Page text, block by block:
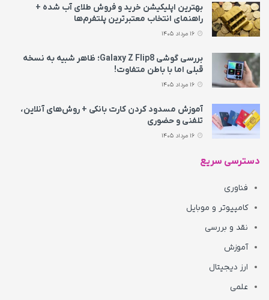
بهترین اپلیکیشن خرید و فروش طلای آب شده +
راهنمای انتخاب معتبرترین پلتفرم‌ها
بررسی گوشی Galaxy Z Flip8؛ ظاهر شبیه به نسخه
قبلی اما با باطن متفاوت!
آموزش مسدود کردن کارت بانکی + روش‌های آنلاین،
تلفنی و حضوری
دسترسی سریع
فناوری
کامپیوتر و موبایل
نقد و بررسی
آموزش
ارز دیجیتال
علمی